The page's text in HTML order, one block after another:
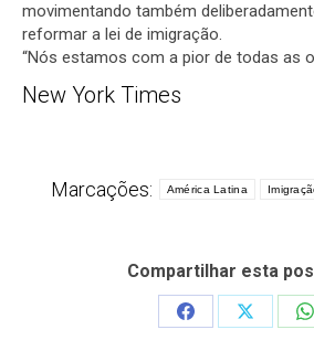
movimentando também
reformar a lei de imigração.
“Nós estamos com a pior de todas as
New York Times
Marcações: América Latina
Compartilhar esta
Share
Share